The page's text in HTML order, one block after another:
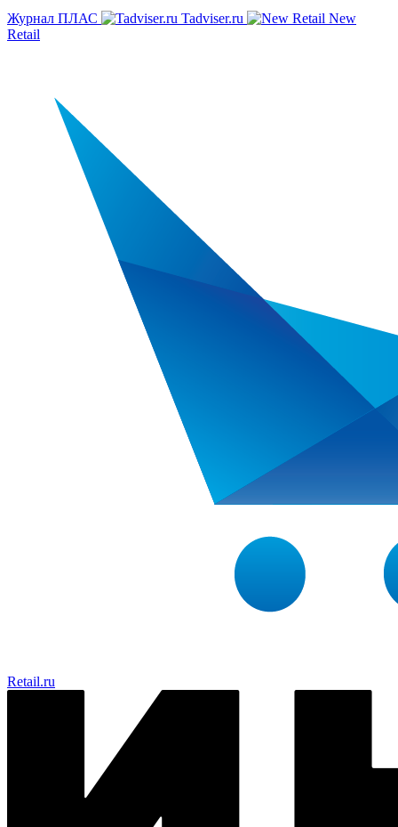
Журнал ПЛАС Tadviser.ru
New
Retail
Retail.ru